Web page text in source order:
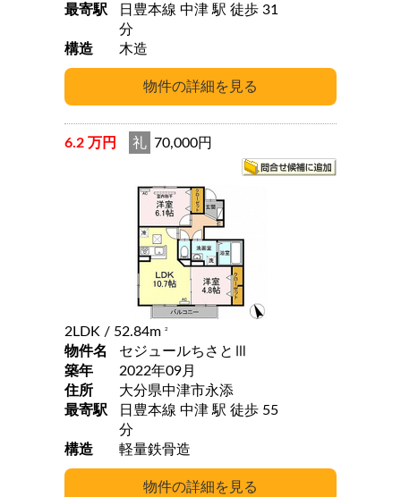
最寄駅
日豊本線 中津 駅 徒歩 31
分
構造
木造
6.2 万円 礼 70,000円
2LDK / 52.84m 2
物件名
セジュールちさとⅢ
築年
2022年09月
住所
大分県中津市永添
最寄駅
日豊本線 中津 駅 徒歩 55
分
構造
軽量鉄骨造